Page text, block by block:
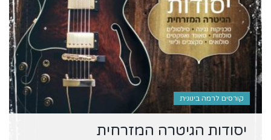
קורסים לרמה בינונית
יסודות הגיטרה המזרחית